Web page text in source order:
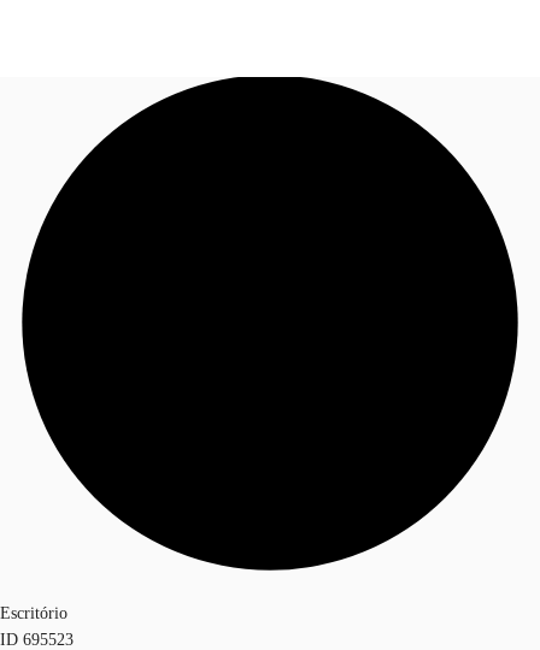
Sobre a JLL
Receba Nossa Newsletter
Ligue agora
Escritório
ID 695523